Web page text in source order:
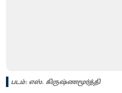
படம்: எஸ். கிருஷ்ணமூர்த்தி